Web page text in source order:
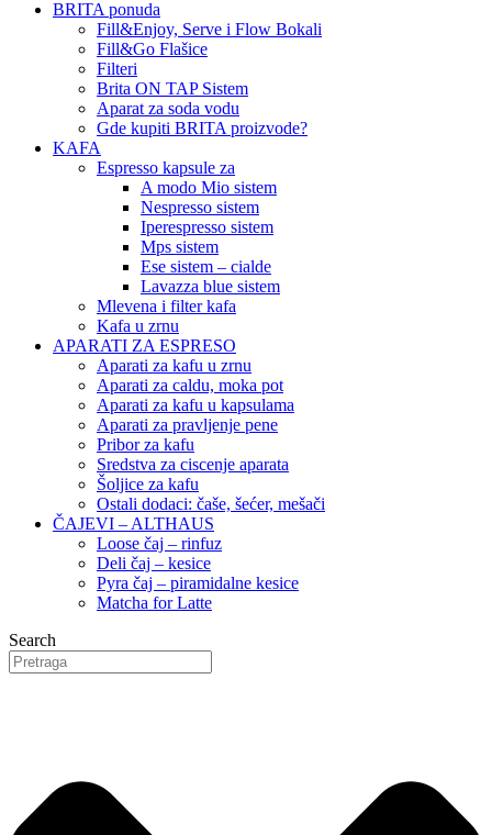
BRITA ponuda
Fill&Enjoy, Serve i Flow Bokali
Fill&Go Flašice
Filteri
Brita ON TAP Sistem
Aparat za soda vodu
Gde kupiti BRITA proizvode?
KAFA
Espresso kapsule za
A modo Mio sistem
Nespresso sistem
Iperespresso sistem
Mps sistem
Ese sistem – cialde
Lavazza blue sistem
Mlevena i filter kafa
Kafa u zrnu
APARATI ZA ESPRESO
Aparati za kafu u zrnu
Aparati za caldu, moka pot
Aparati za kafu u kapsulama
Aparati za pravljenje pene
Pribor za kafu
Sredstva za ciscenje aparata
Šoljice za kafu
Ostali dodaci: čaše, šećer, mešači
ČAJEVI – ALTHAUS
Loose čaj – rinfuz
Deli čaj – kesice
Pyra čaj – piramidalne kesice
Matcha for Latte
Search